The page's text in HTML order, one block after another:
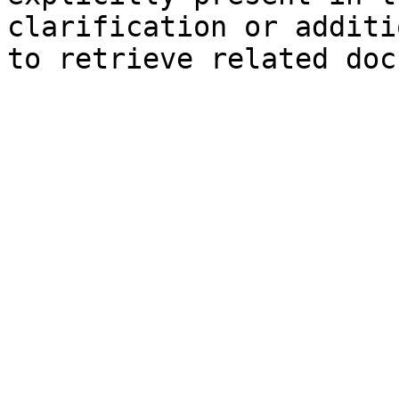
clarification or